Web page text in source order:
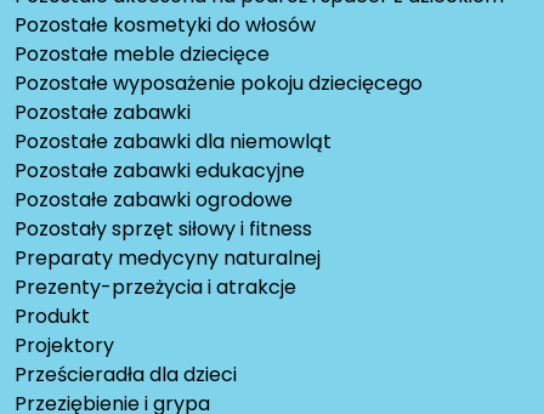
Pozostałe kosmetyki do włosów
Pozostałe meble dziecięce
Pozostałe wyposażenie pokoju dziecięcego
Pozostałe zabawki
Pozostałe zabawki dla niemowląt
Pozostałe zabawki edukacyjne
Pozostałe zabawki ogrodowe
Pozostały sprzęt siłowy i fitness
Preparaty medycyny naturalnej
Prezenty-przeżycia i atrakcje
Produkt
Projektory
Prześcieradła dla dzieci
Przeziębienie i grypa